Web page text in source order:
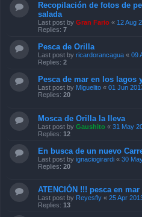
Recopilación de fotos de
salada
Last post by Gran Fario « 12 Aug
Replies: 7
Pesca de Orilla
Last post by ricardorancagua « 09
Replies: 2
Pesca de mar en los lagos
Last post by Miguelito « 01 Jun
Replies: 20
Mosca de Orilla la lleva
Last post by Gaushito « 31 May
Replies: 12
En busca de un nuevo
Last post by ignaciogirardi « 30
Replies: 20
ATENCIÓN !!! pesca en
Last post by Reyesfly « 25 Apr
Replies: 13